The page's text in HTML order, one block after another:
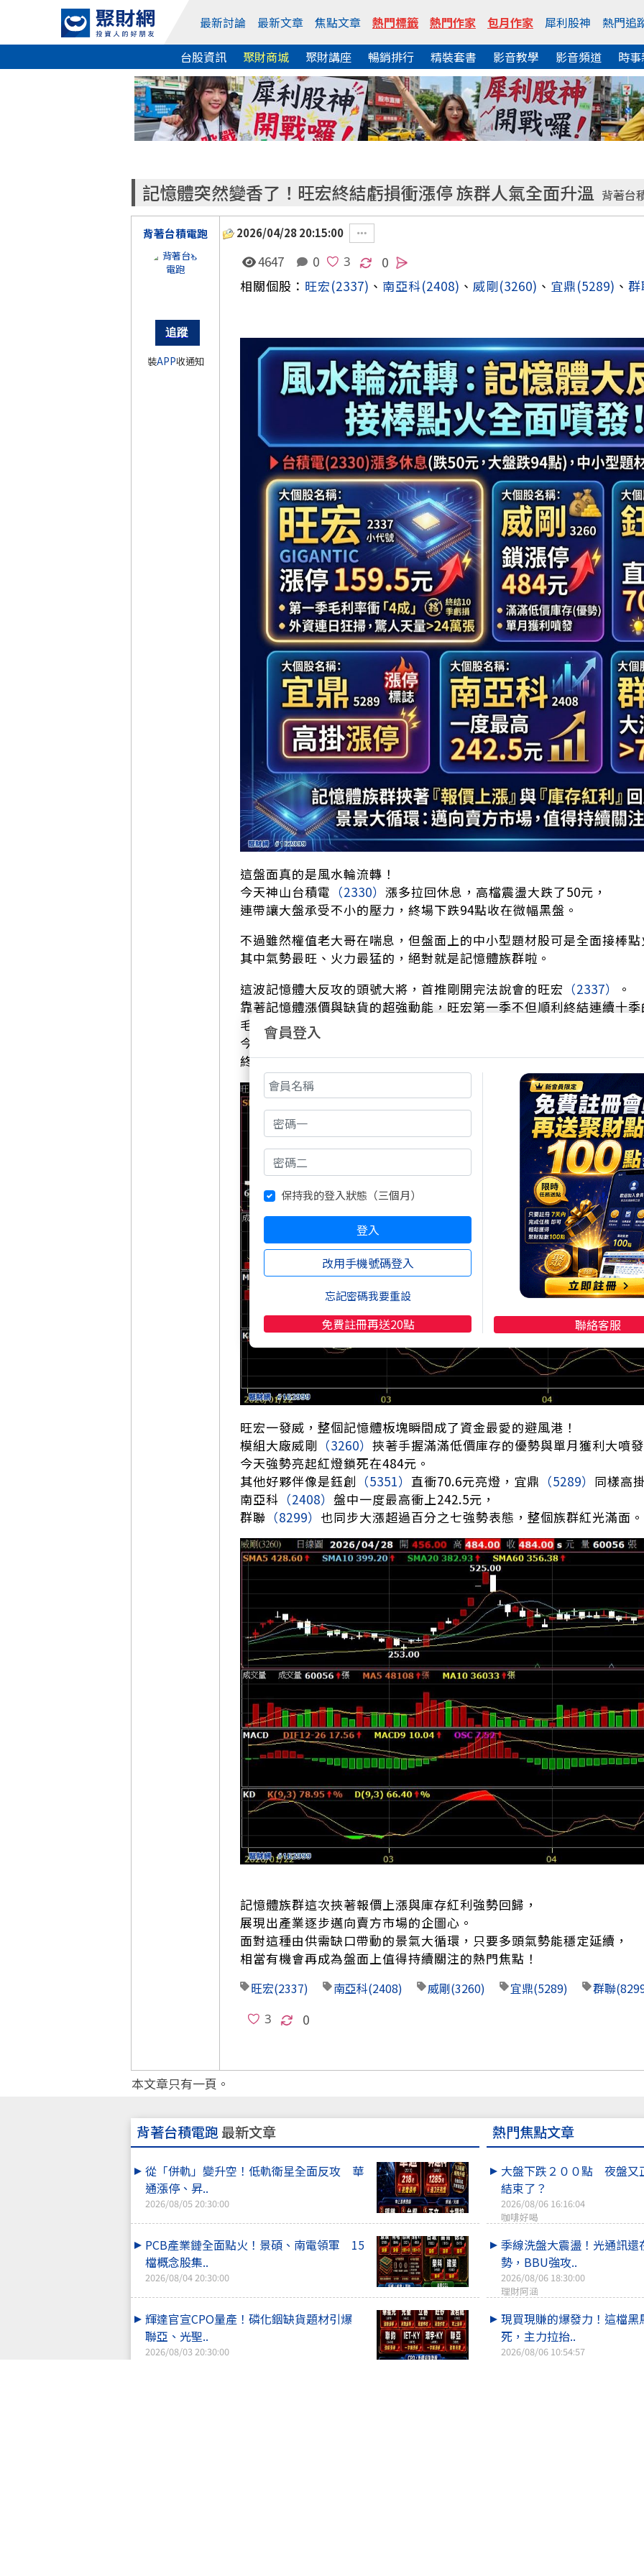
最新討論 最新文章 焦點文章 熱門標籤 熱門作家 包月作家 犀利股神
熱門追
台股資訊
聚財商城 聚財講座 暢銷排行 精裝套書 影音教學 影音頻道 時
記憶體突然變香了！旺宏終結虧損衝漲停 族群人氣全面升溫 背著台
背著台積電跑
裝APP收通知
2026/04/28 20:15:00
4647 0 0
相關個股： 旺宏(2337) 、 南亞科(2408) 、 威剛(3260) 、 宜鼎(5289) 、
這盤面真的是風水輪流轉！
今天神山台積電 （2330） 漲多拉回休息，高檔震盪大跌了50元，
連帶讓大盤承受不小的壓力，終場下跌94點收在微幅黑盤。
不過雖然權值老大哥在喘息，但盤面上的中小型題材股可是全面接棒
其中氣勢最旺、火力最猛的，絕對就是記憶體族群啦。
這波記憶體大反攻的頭號大將，首推剛開完法說會的旺宏 （2337）
。
靠著記憶體漲價與缺貨的超強動能，旺宏第一季不但順利終結連續十
毛利率更是一口氣衝上四成。這份超級成績單直接讓外資連日狂掃，
今天股價開盤震盪後一路爆量狂飆，強勢鎖死在159.5元的漲停板，
終場更是帶出超過24萬張的驚人天量。
旺宏一發威，整個記憶體板塊瞬間成了資金最愛的避風港！
模組大廠威剛 （3260） 挾著手握滿滿低價庫存的優勢與單月獲利大噴
今天強勢亮起紅燈鎖死在484元。
其他好夥伴像是鈺創 （5351） 直衝70.6元亮燈，宜鼎 （5289） 同樣高
南亞科 （2408） 盤中一度最高衝上242.5元，
群聯 （8299） 也同步大漲超過百分之七強勢表態，整個族群紅光滿面。
記憶體族群這次挾著報價上漲與庫存紅利強勢回歸，
展現出產業逐步邁向賣方市場的企圖心。
面對這種由供需缺口帶動的景氣大循環，只要多頭氣勢能穩定延續，
相當有機會再成為盤面上值得持續關注的熱門焦點！
旺宏(2337) 南亞科(2408) 威剛(3260) 宜鼎(5289) 群聯
0
本文章只有一頁。
背著台積電跑最新文章
從「併軌」變升空！低軌衛星全面反攻 華
通漲停、昇..
2026/08/05 20:30:00
PCB產業鏈全面點火！景碩、南電領軍 15
檔概念股集..
2026/08/04 20:30:00
輝達官宣CPO量產！磷化銦缺貨題材引爆
聯亞、光聖..
2026/08/03 20:30:00
熱門焦點文章
大盤下跌２００點 夜盤
結束了？
2026/08/06 16:16:04
咖啡好喝
季線洗盤大震盪！光通訊還
勢，BBU強攻..
2026/08/06 18:30:00
理財阿涵
現買現賺的爆發力！這檔黑
死，主力拉抬..
2026/08/06 10:54:57
會員登入
保持我的登入狀態（三個月）
登入
改用手機號碼登入
忘記密碼我要重設
免費註冊再送20點 聯絡客服